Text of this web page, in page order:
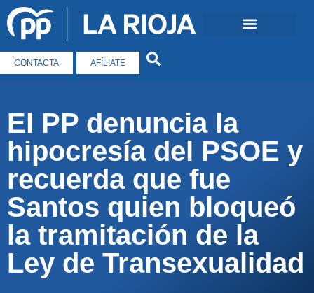
CONTACTA AFÍLIATE
El PP denuncia la
hipocresía del PSOE y
recuerda que fue
Santos quien bloqueó
la tramitación de la
Ley de Transexualidad